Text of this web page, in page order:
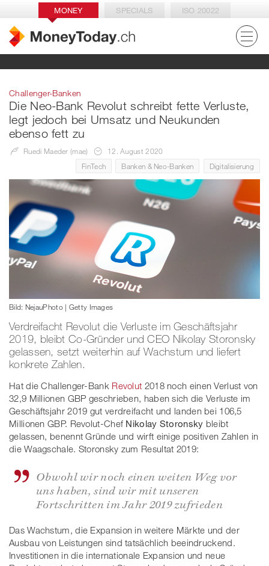
MONEY SPECIALS ISO 20022
Challenger-Banken
Die Neo-Bank Revolut schreibt fette Verluste,
legt jedoch bei Umsatz und Neukunden
ebenso fett zu
Ruedi Maeder (mae)
12. August 2020
FinTech
Banken & Neo-Banken Digitalisierung
Bild: NejauPhoto | Getty Images
Verdreifacht Revolut die Verluste im Geschäftsjahr
2019, bleibt Co-Gründer und CEO Nikolay Storonsky
gelassen, setzt weiterhin auf Wachstum und liefert
konkrete Zahlen.
Hat die Challenger-Bank Revolut 2018 noch einen Verlust von
32,9 Millionen GBP geschrieben, haben sich die Verluste im
Geschäftsjahr 2019 gut verdreifacht und landen bei 106,5
Millionen GBP. Revolut-Chef Nikolay Storonsky bleibt
gelassen, benennt Gründe und wirft einige positiven Zahlen in
die Waagschale. Storonsky zum Resultat 2019:
Obwohl wir noch einen weiten Weg vor
uns haben, sind wir mit unseren
Fortschritten im Jahr 2019 zufrieden
Das Wachstum, die Expansion in weitere Märkte und der
Ausbau von Leistungen sind tatsächlich beeindruckend.
Investitionen in die internationale Expansion und neue